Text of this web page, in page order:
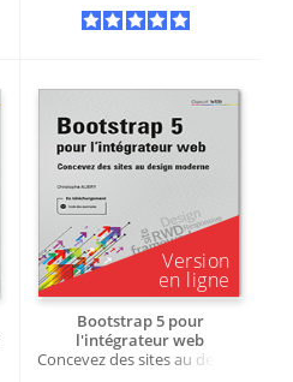
Bootstrap 5 pour
l'intégrateur web
Concevez des sites au design